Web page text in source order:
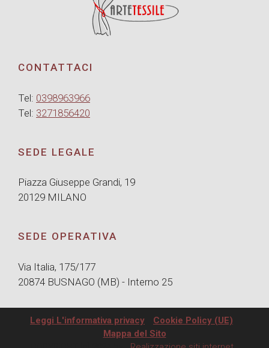
CONTATTACI
Tel: 0398963966
Tel: 3271856420
SEDE LEGALE
Piazza Giuseppe Grandi, 19
20129 MILANO
SEDE OPERATIVA
Via Italia, 175/177
20874 BUSNAGO (MB) - Interno 25
Leggi L'informativa privacy Cookie Policy (UE)
Mappa del Sito